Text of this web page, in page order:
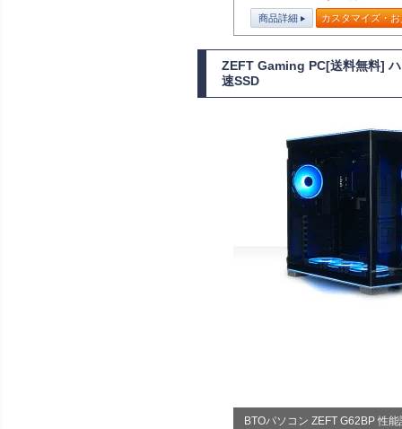
商品詳細 カスタマイズ・
ZEFT Gaming PC[送料無料]
速SSD
BTOパソコン ZEFT G62BP 性